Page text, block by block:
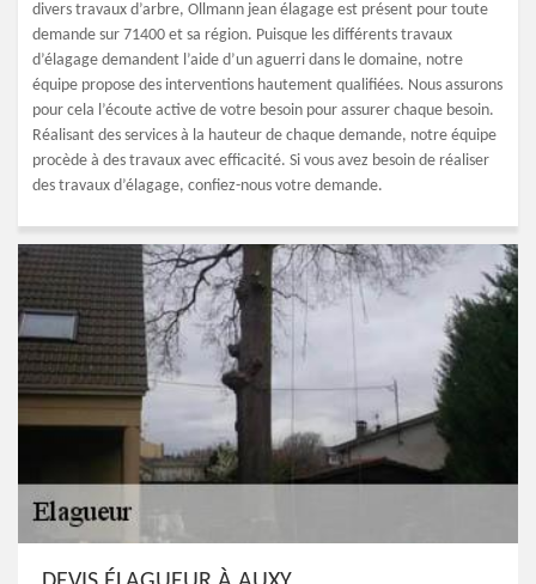
divers travaux d’arbre, Ollmann jean élagage est présent pour toute
demande sur 71400 et sa région. Puisque les différents travaux
d’élagage demandent l’aide d’un aguerri dans le domaine, notre
équipe propose des interventions hautement qualifiées. Nous assurons
pour cela l’écoute active de votre besoin pour assurer chaque besoin.
Réalisant des services à la hauteur de chaque demande, notre équipe
procède à des travaux avec efficacité. Si vous avez besoin de réaliser
des travaux d’élagage, confiez-nous votre demande.